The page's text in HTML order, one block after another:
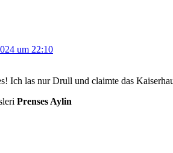
um 22:10
Ich las nur Drull und claimte das
Prenses Aylin